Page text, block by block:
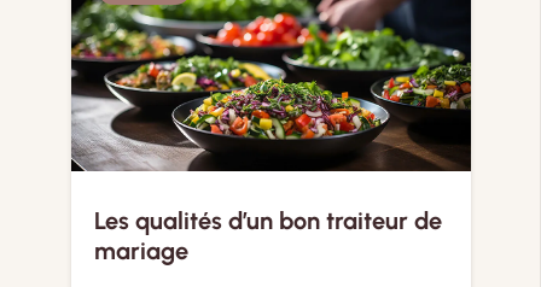
Les qualités d’un bon traiteur de
mariage